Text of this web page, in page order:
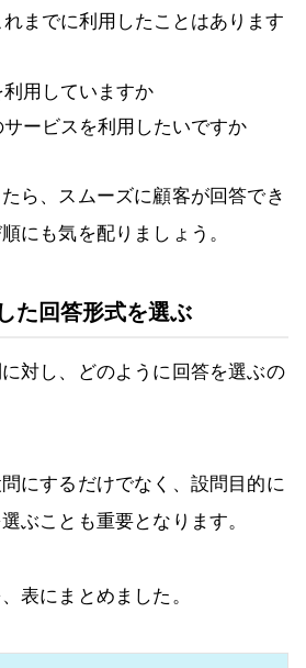
までに利用したことはあります
用していますか
ービスを利用したいですか
ら、スムーズに顧客が回答でき
にも気を配りましょう。
た回答形式を選ぶ
対し、どのように回答を選ぶの
にするだけでなく、設問目的に
ぶことも重要となります。
表にまとめました。